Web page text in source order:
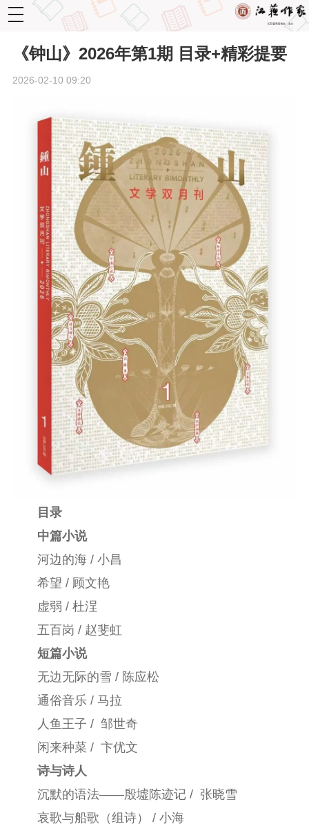
toggle
navigation
《钟山》2026年第1期 目录+精彩提要
2026-02-10 09:20
目录
中篇小说
河边的海/ 小昌
希望 / 顾文艳
虚弱 / 杜浧
五百岗 / 赵斐虹
短篇小说
无边无际的雪 / 陈应松
通俗音乐/ 马拉
人鱼王子 / 邹世奇
闲来种菜 / 卞优文
诗与诗人
沉默的语法——殷墟陈迹记 / 张晓雪
哀歌与船歌 （组诗）
/ 小海